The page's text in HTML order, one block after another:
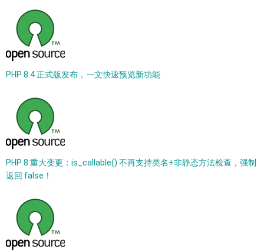
PHP 8.4 正式版发布，一文快速预览新功能
PHP 8 重大变更：is_callable() 不再支持类名+非静态方法检查，强制
返回 false！